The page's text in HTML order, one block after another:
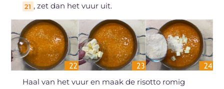
21 , zet dan het vuur uit.
Haal van het vuur en maak de risotto romig